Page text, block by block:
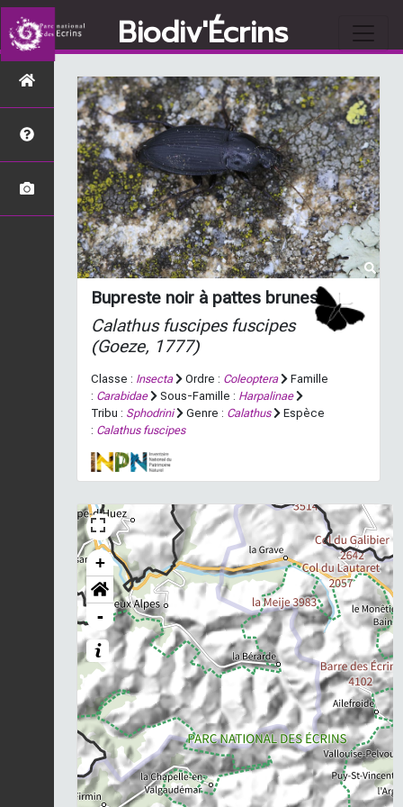
Biodiv'Écrins
Bupreste noir à pattes brunes
Calathus fuscipes fuscipes
(Goeze, 1777)
Classe : Insecta Ordre : Coleoptera
Famille
: Carabidae Sous-Famille : Harpalinae
Tribu : Sphodrini Genre : Calathus
Espèce
: Calathus fuscipes
+
-